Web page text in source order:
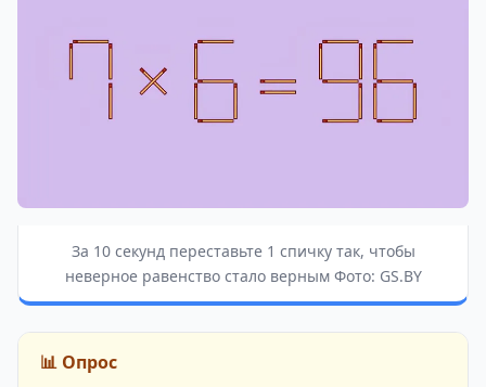
За 10 секунд переставьте 1 спичку так, чтобы
неверное равенство стало верным Фото: GS.BY
📊 Опрос